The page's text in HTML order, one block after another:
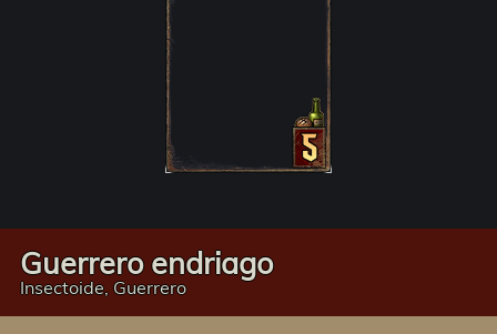
Guerrero endriago
Insectoide, Guerrero